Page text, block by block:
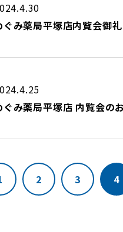
ぐみ薬局平塚店内覧会御
ぐみ薬局平塚店 内覧会の
2 3 4